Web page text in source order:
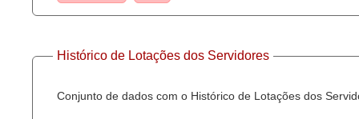
Perguntas frequentes
ContatoHistórico de Lotações dos Servidores
Conjunto de dados com o Histórico de Lotações dos